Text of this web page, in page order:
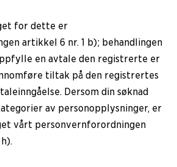
for dette er
artikkel 6 nr. 1 b); behandlingen
en avtale den registrerte er
tiltak på den registrertes
Dersom din søknad
av personopplysninger, er
vårt personvernforordningen